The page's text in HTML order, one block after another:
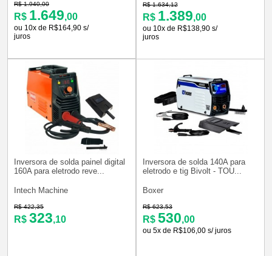
R$ 1.940,00
R$ 1.649,00
ou 10x de R$164,90 s/
juros
R$ 1.634,12
R$ 1.389,00
ou 10x de R$138,90 s/
juros
Inversora de solda painel digital
160A para eletrodo reve...
Intech Machine
R$ 422,35
R$ 323,10
Inversora de solda 140A para
eletrodo e tig Bivolt - TOU...
Boxer
R$ 623,53
R$ 530,00
ou 5x de R$106,00 s/ juros